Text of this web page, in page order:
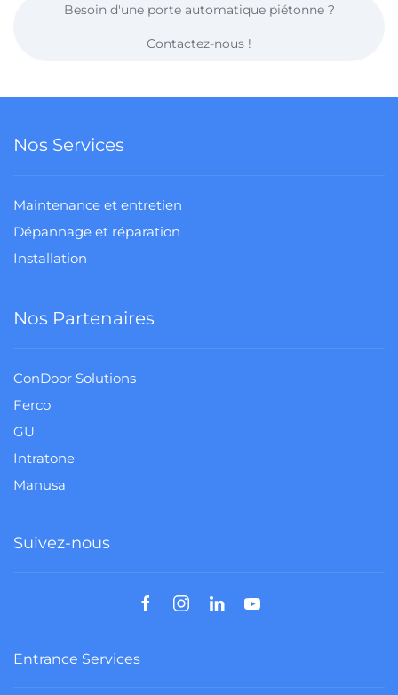
Besoin d'une porte automatique piétonne ?
Contactez-nous !
Nos Services
Maintenance et entretien
Dépannage et réparation
Installation
Nos Partenaires
ConDoor Solutions
Ferco
GU
Intratone
Manusa
Suivez-nous
Entrance Services